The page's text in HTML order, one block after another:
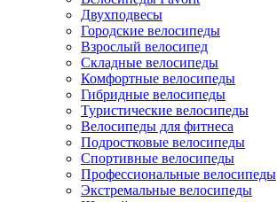
Двухподвесы
Городские велосипеды
Взрослый велосипед
Складные велосипеды
Комфортные велосипеды
Гибридные велосипеды
Туристические велосипеды
Велосипеды для фитнеса
Подростковые велосипеды
Спортивные велосипеды
Профессиональные велосипеды
Экстремальные велосипеды